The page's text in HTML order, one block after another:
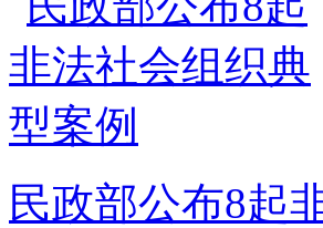
民政部公布8起